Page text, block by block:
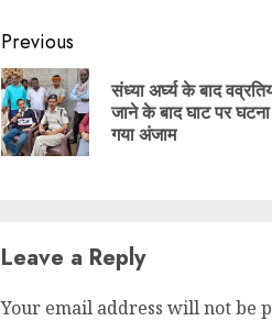
Continue
Reading
Previous
संध्या अर्घ्य के बाद
जाने के बाद घाट पर घटना
गया अंजाम
Leave a Reply
Your email address will not be